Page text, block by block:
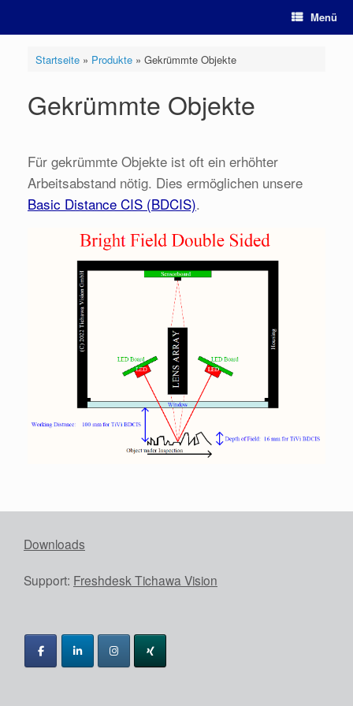
springen
Menü
Startseite» Produkte» Gekrümmte Objekte
Gekrümmte Objekte
Für gekrümmte Objekte ist oft ein erhöhter
Arbeitsabstand nötig. Dies ermöglichen unsere
Basic Distance CIS (BDCIS).
Downloads
Support: Freshdesk Tichawa Vision